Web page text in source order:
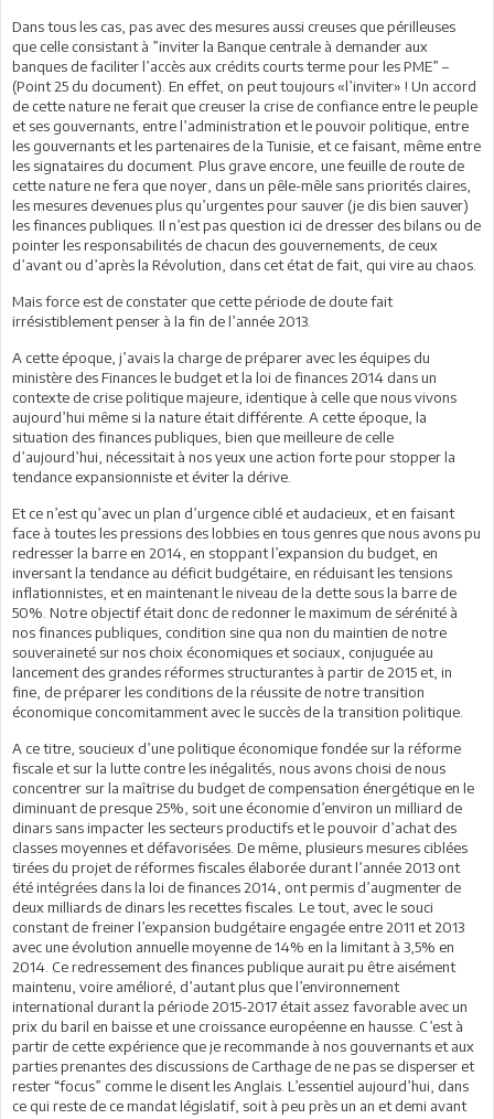
Dans tous les cas, pas avec des mesures aussi creuses que périlleuses
que celle consistant à ”inviter la Banque centrale à demander aux
banques de faciliter l’accès aux crédits courts terme pour les PME” –
(Point 25 du document). En effet, on peut toujours «l’inviter» ! Un accord
de cette nature ne ferait que creuser la crise de confiance entre le peuple
et ses gouvernants, entre l’administration et le pouvoir politique, entre
les gouvernants et les partenaires de la Tunisie, et ce faisant, même entre
les signataires du document. Plus grave encore, une feuille de route de
cette nature ne fera que noyer, dans un pêle-mêle sans priorités claires,
les mesures devenues plus qu’urgentes pour sauver (je dis bien sauver)
les finances publiques. Il n’est pas question ici de dresser des bilans ou de
pointer les responsabilités de chacun des gouvernements, de ceux
d’avant ou d’après la Révolution, dans cet état de fait, qui vire au chaos.
Mais force est de constater que cette période de doute fait
irrésistiblement penser à la fin de l’année 2013.
A cette époque, j’avais la charge de préparer avec les équipes du
ministère des Finances le budget et la loi de finances 2014 dans un
contexte de crise politique majeure, identique à celle que nous vivons
aujourd’hui même si la nature était différente. A cette époque, la
situation des finances publiques, bien que meilleure de celle
d’aujourd’hui, nécessitait à nos yeux une action forte pour stopper la
tendance expansionniste et éviter la dérive.
Et ce n’est qu’avec un plan d’urgence ciblé et audacieux, et en faisant
face à toutes les pressions des lobbies en tous genres que nous avons pu
redresser la barre en 2014, en stoppant l’expansion du budget, en
inversant la tendance au déficit budgétaire, en réduisant les tensions
inflationnistes, et en maintenant le niveau de la dette sous la barre de
50%. Notre objectif était donc de redonner le maximum de sérénité à
nos finances publiques, condition sine qua non du maintien de notre
souveraineté sur nos choix économiques et sociaux, conjuguée au
lancement des grandes réformes structurantes à partir de 2015 et, in
fine, de préparer les conditions de la réussite de notre transition
économique concomitamment avec le succès de la transition politique.
A ce titre, soucieux d’une politique économique fondée sur la réforme
fiscale et sur la lutte contre les inégalités, nous avons choisi de nous
concentrer sur la maîtrise du budget de compensation énergétique en le
diminuant de presque 25%, soit une économie d’environ un milliard de
dinars sans impacter les secteurs productifs et le pouvoir d’achat des
classes moyennes et défavorisées. De même, plusieurs mesures ciblées
tirées du projet de réformes fiscales élaborée durant l’année 2013 ont
été intégrées dans la loi de finances 2014, ont permis d’augmenter de
deux milliards de dinars les recettes fiscales. Le tout, avec le souci
constant de freiner l’expansion budgétaire engagée entre 2011 et 2013
avec une évolution annuelle moyenne de 14% en la limitant à 3,5% en
2014. Ce redressement des finances publique aurait pu être aisément
maintenu, voire amélioré, d’autant plus que l’environnement
international durant la période 2015-2017 était assez favorable avec un
prix du baril en baisse et une croissance européenne en hausse. C’est à
partir de cette expérience que je recommande à nos gouvernants et aux
parties prenantes des discussions de Carthage de ne pas se disperser et
rester “focus” comme le disent les Anglais. L’essentiel aujourd’hui, dans
ce qui reste de ce mandat législatif, soit à peu près un an et demi avant